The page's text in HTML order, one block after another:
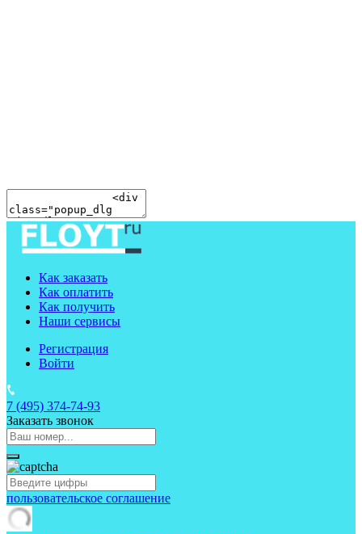
Как заказать
Как оплатить
Как получить
Наши сервисы
Регистрация
Войти
7 (495) 374-74-93
Заказать звонок
пользовательское соглашение